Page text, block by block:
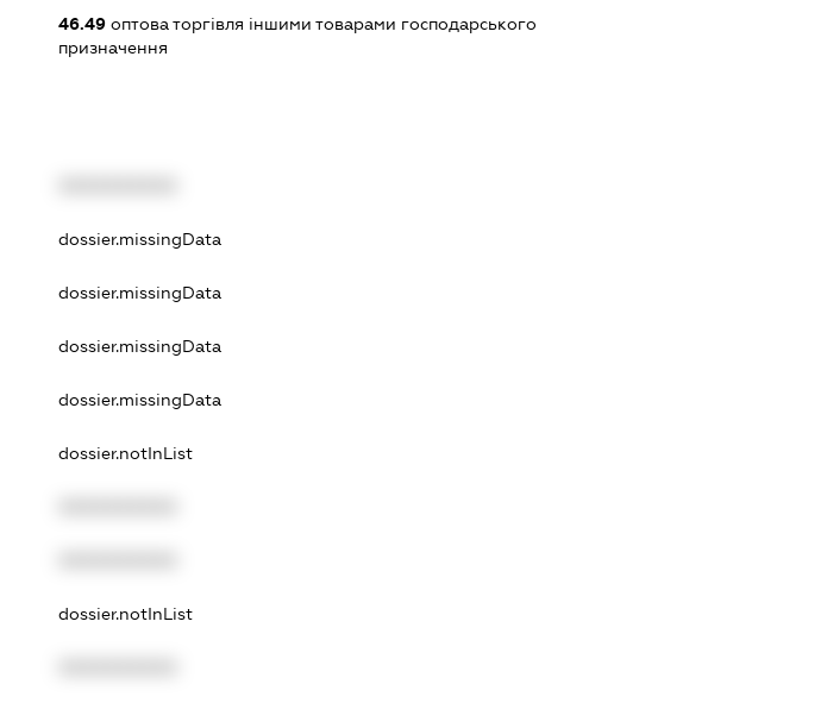
46.49оптова торгівля іншими товарами господарського
призначення
dossier.missingData
dossier.missingData
dossier.missingData
dossier.missingData
dossier.notInList
dossier.notInList